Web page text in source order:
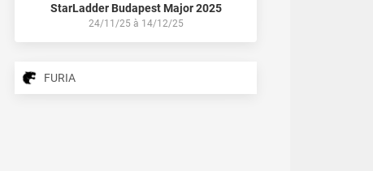
StarLadder Budapest Major 2025
24/11/25 à 14/12/25
FURIA